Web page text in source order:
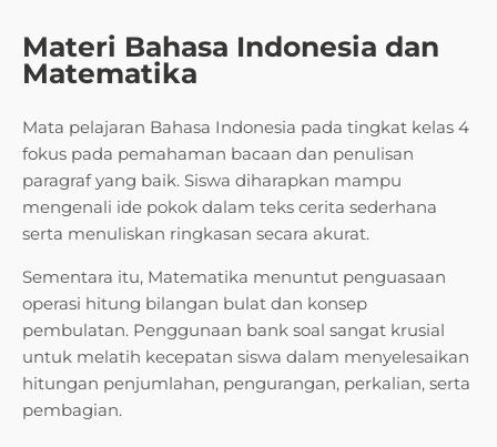
Materi Bahasa Indonesia dan
Matematika
Mata pelajaran Bahasa Indonesia pada tingkat kelas 4
fokus pada pemahaman bacaan dan penulisan
paragraf yang baik. Siswa diharapkan mampu
mengenali ide pokok dalam teks cerita sederhana
serta menuliskan ringkasan secara akurat.
Sementara itu, Matematika menuntut penguasaan
operasi hitung bilangan bulat dan konsep
pembulatan. Penggunaan bank soal sangat krusial
untuk melatih kecepatan siswa dalam menyelesaikan
hitungan penjumlahan, pengurangan, perkalian, serta
pembagian.